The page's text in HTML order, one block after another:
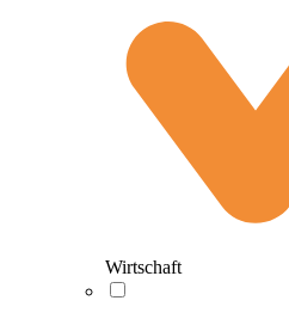
Wirtschaft